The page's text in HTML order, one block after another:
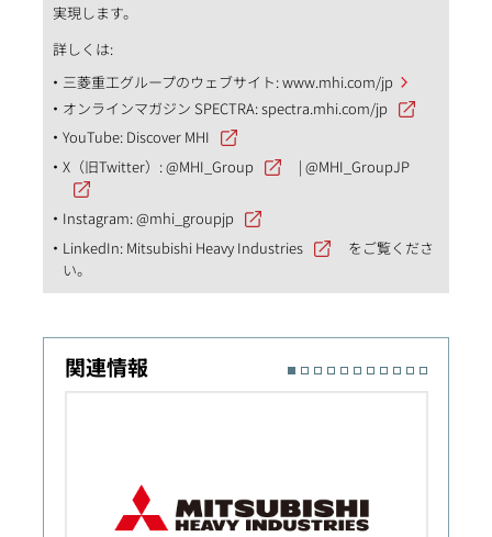
実現します。
詳しくは:
三菱重工グループのウェブサイト:www.mhi.com/jp
オンラインマガジン SPECTRA:spectra.mhi.com/jp
YouTube: Discover MHI
X（旧Twitter）:@MHI_Group |@MHI_GroupJP
Instagram:@mhi_groupjp
LinkedIn: Mitsubishi Heavy Industries
をご覧くださ
い。
関連情報